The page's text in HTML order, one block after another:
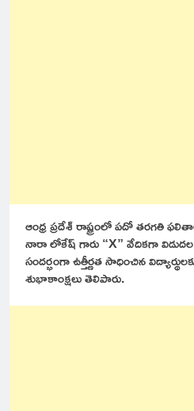
ఆంధ్ర ప్రదేశ్ రాష్ట్రంలో పదో తరగతి
నారా లోకేష్ గారు “X” వేదికగా
సందర్భంగా ఉత్తీర్ణత సాధించిన
శుభాకాంక్షలు తెలిపారు.